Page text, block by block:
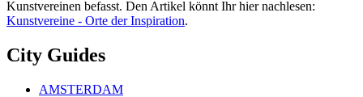
Kunstvereinen befasst. Den Artikel könnt Ihr hier nachlesen:
Kunstvereine - Orte der Inspiration.
City Guides
AMSTERDAM